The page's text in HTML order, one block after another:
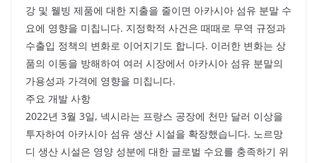
강 및 웰빙 제품에 대한 지출을 줄이면 아카시아 섬유 분말 수
요에 영향을 미칩니다. 지정학적 사건은 때때로 무역 규정과
수출입 정책의 변화로 이어지기도 합니다. 이러한 변화는 상
품의 이동을 방해하여 여러 시장에서 아카시아 섬유 분말의
가용성과 가격에 영향을 미칩니다.
주요 개발 사항
2022년 3월 3일, 넥시라는 프랑스 공장에 천만 달러 이상을
투자하여 아카시아 섬유 생산 시설을 확장했습니다. 노르망
디 생산 시설은 영양 성분에 대한 글로벌 수요를 충족하기 위